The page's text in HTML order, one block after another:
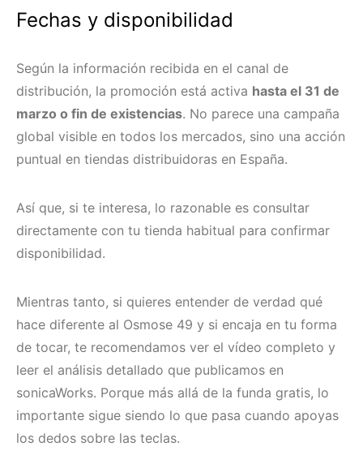
Fechas y disponibilidad
Según la información recibida en el canal de
distribución, la promoción está activa hasta el 31 de
marzo o fin de existencias. No parece una campaña
global visible en todos los mercados, sino una acción
puntual en tiendas distribuidoras en España.
Así que, si te interesa, lo razonable es consultar
directamente con tu tienda habitual para confirmar
disponibilidad.
Mientras tanto, si quieres entender de verdad qué
hace diferente al Osmose 49 y si encaja en tu forma
de tocar, te recomendamos ver el vídeo completo y
leer el análisis detallado que publicamos en
sonicaWorks. Porque más allá de la funda gratis, lo
importante sigue siendo lo que pasa cuando apoyas
los dedos sobre las teclas.